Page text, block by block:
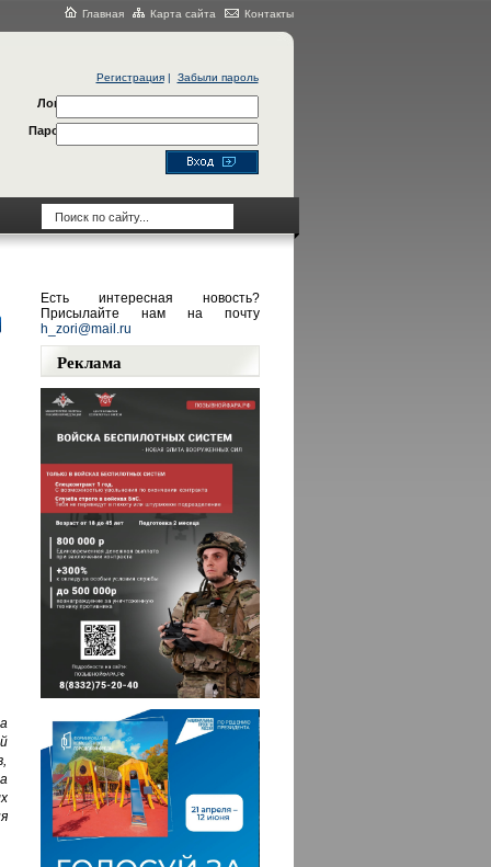
Главная Карта сайта Контакты
Регистрация| Забыли пароль
Логин
Пароль
Есть интересная новость?
Присылайте нам на почту
h_zori@mail.ru
Реклама